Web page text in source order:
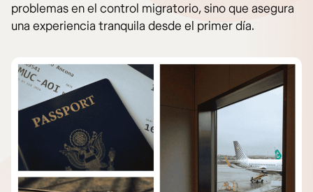
problemas en el control migratorio, sino que asegura
una experiencia tranquila desde el primer día.